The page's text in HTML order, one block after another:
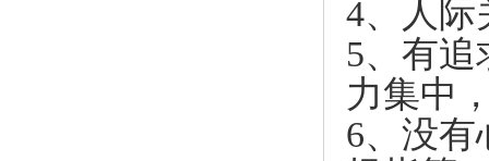
4、人际
5、有
力集中
6、没